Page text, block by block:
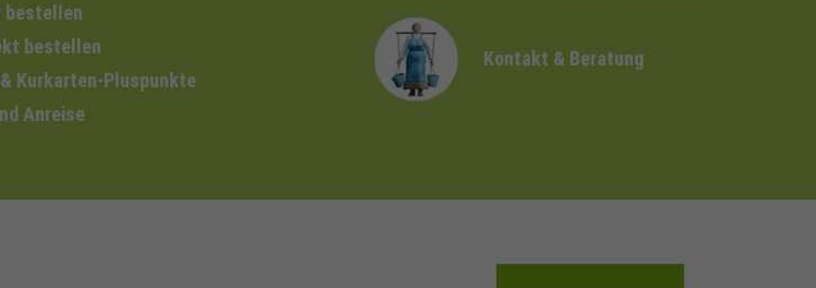
bestellen
bestellen
Kurkarten-Pluspunkte
Anreise
Kontakt & Beratung